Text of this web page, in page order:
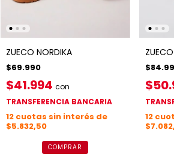
ZUECO NORDIKA
$69.990
$41.994 con
TRANSFERENCIA BANCARIA
12 cuotas sin interés de
$5.832,50
COMPRAR
12